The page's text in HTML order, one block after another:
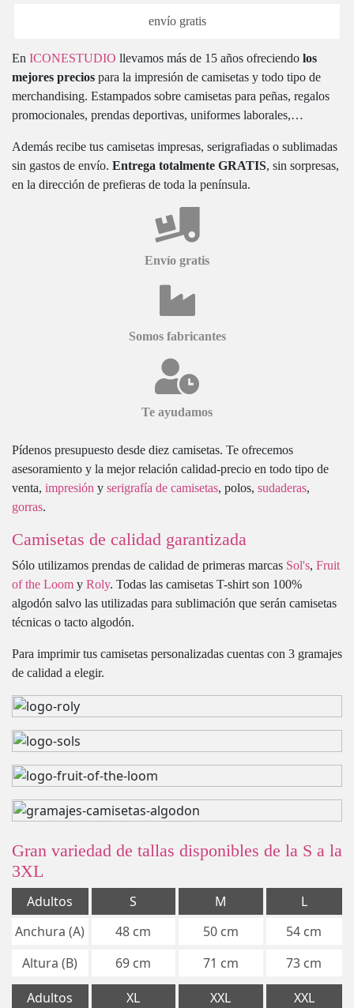
envío gratis
En ICONESTUDIO llevamos más de 15 años ofreciendo los
mejores precios para la impresión de camisetas y todo tipo de
merchandising. Estampados sobre camisetas para peñas, regalos
promocionales, prendas deportivas, uniformes laborales,…
Además recibe tus camisetas impresas, serigrafiadas o sublimadas
sin gastos de envío. Entrega totalmente GRATIS, sin sorpresas,
en la dirección de prefieras de toda la península.
Envío gratis
Somos fabricantes
Te ayudamos
Pídenos presupuesto desde diez camisetas. Te ofrecemos
asesoramiento y la mejor relación calidad-precio en todo tipo de
venta, impresión y serigrafía de camisetas, polos, sudaderas,
gorras.
Camisetas de calidad garantizada
Sólo utilizamos prendas de calidad de primeras marcas Sol's, Fruit
of the Loom y Roly. Todas las camisetas T-shirt son 100%
algodón salvo las utilizadas para sublimación que serán camisetas
técnicas o tacto algodón.
Para imprimir tus camisetas personalizadas cuentas con 3 gramajes
de calidad a elegir.
Gran variedad de tallas disponibles de la S a la
3XL
Adultos S M
L
Anchura (A)
48 cm 50 cm
54 cm
Altura (B)
69 cm 71 cm
73 cm
Adultos
XL XXL
XXL